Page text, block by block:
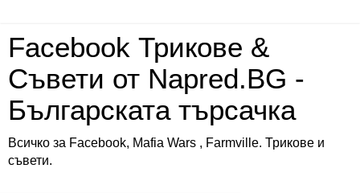
Facebook Трикове &
Съвети от Napred.BG -
Българската търсачка
Всичко за Facebook, Mafia Wars , Farmville. Трикове и
съвети.